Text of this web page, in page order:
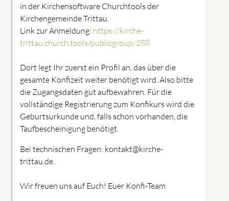
in der Kirchensoftware Churchtools der
Kirchengemeinde Trittau.
Link zur Anmeldung: https://kirche-
trittau.church.tools/publicgroup/288
Dort legt Ihr zuerst ein Profil an, das über die
gesamte Konfizeit weiter benötigt wird. Also bitte
die Zugangsdaten gut aufbewahren. Für die
vollständige Registrierung zum Konfikurs wird die
Geburtsurkunde und, falls schon vorhanden, die
Taufbescheinigung benötigt.
Bei technischen Fragen: kontakt@kirche-
trittau.de.
Wir freuen uns auf Euch! Euer Konfi-Team